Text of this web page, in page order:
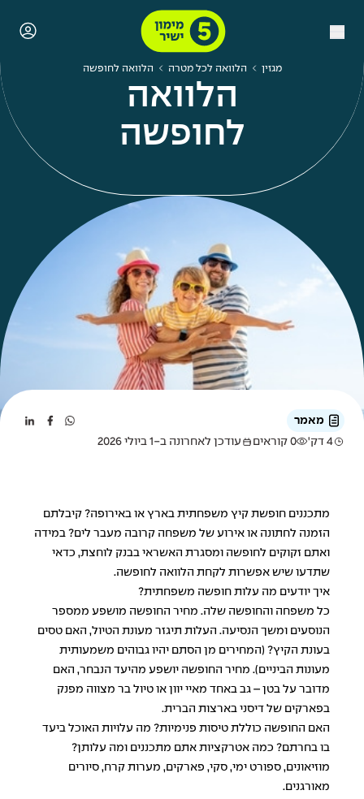
מגזין הלוואה לכל מטרה הלוואה לחופשה
הלוואה
לחופשה
מאמר
4 דק'
0 קוראים עודכן לאחרונה ב-1 ביולי 2026
מתכננים חופשת קיץ משפחתית בארץ או באירופה? קיבלתם
הזמנה לחתונה או אירוע של משפחה קרובה מעבר לים? במידה
ואתם זקוקים לחופשה ומסגרת האשראי בבנק לוחצת, כדאי
שתדעו שיש אפשרות לקחת הלוואה לחופשה.
איך יודעים מה עלות חופשה משפחתית?
כל משפחה והחופשה שלה. מחיר החופשה מושפע ממספר
הנוסעים ומשך הנסיעה. העלות תיגזר מעונת הטיול, האם טסים
בעונת הקיץ? (המחירים מן הסתם יהיו גבוהים משמעותית
מעונות הביניים). מחיר החופשה יושפע מהיעד הנבחר, האם
מדובר על בטן – גב באחד מאיי יוון או טיול בר מצווה מפנק
בפארקים של דיסני בארצות הברית.
האם החופשה כוללת טיסות פנימיות? מה עלויות האוכל ביעד
בו בחרתם? כמה אטרקציות אתם מתכננים ומה עלותן?
מוזיאונים, ספורט ימי, סקי, פארקים, מערות קרח, סיורים
מאורגנים.